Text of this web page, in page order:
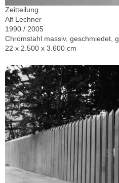
Zeitteilung
Alf Lechner
1990 / 2005
Chromstahl massiv, geschmiedet,
22 x 2.500 x 3.600 cm